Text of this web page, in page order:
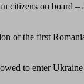
on board
of the first
to enter